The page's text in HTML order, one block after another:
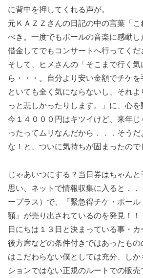
に背中を押してくれる声が。
元ＫＡＺＺさんの日記の中の言葉「こ
べき。一度でもポールの音楽に感動し
借金してでもコンサートへ行ってくだ
そして、ヒメさんの「そこまで行く気
ら・・・。自分より安い金額でチケ
といても全く気にならないし、それ
っと悲しかったりします。」に、心を
今１４０００円はキツイけど、来年じ
ったってムリなんだから．．．そうだ
な！と、ついに気持ちが固まったので
じゃあいつにする？当日券はちゃん
思い、ネットで情報収集に入ると．．
ープラス）で、『緊急得チケ・ポー
額』が売り出されているのを発見！！
日にちは１３日と決まっている事・
後方席などの条件付きではあったもの
はこだわらない僕としては充分、しか
ションではない正規のルートでの販売